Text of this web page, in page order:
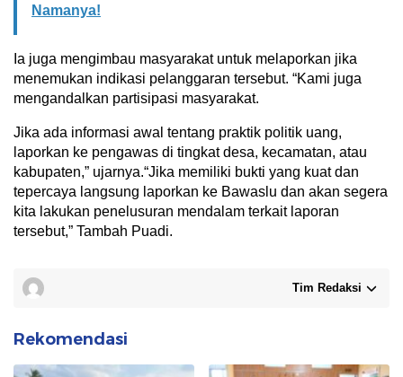
Namanya!
Ia juga mengimbau masyarakat untuk melaporkan jika
menemukan indikasi pelanggaran tersebut. “Kami juga
mengandalkan partisipasi masyarakat.
Jika ada informasi awal tentang praktik politik uang,
laporkan ke pengawas di tingkat desa, kecamatan, atau
kabupaten,” ujarnya.“Jika memiliki bukti yang kuat dan
tepercaya langsung laporkan ke Bawaslu dan akan segera
kita lakukan penelusuran mendalam terkait laporan
tersebut,” Tambah Puadi.
Tim Redaksi
Rekomendasi